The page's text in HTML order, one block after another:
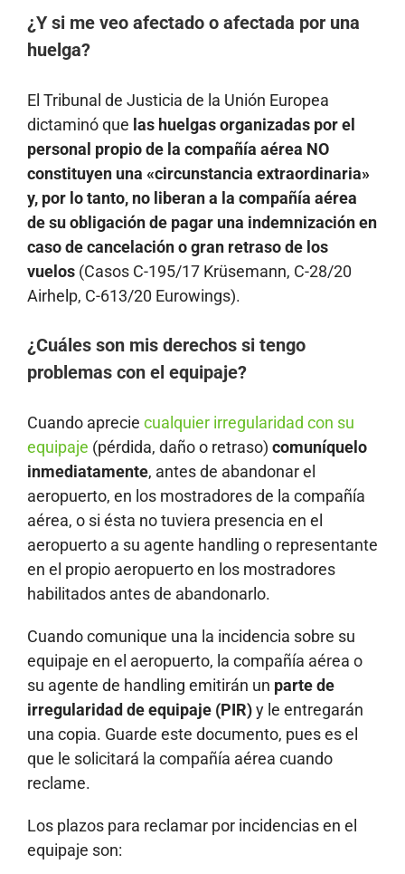
¿Y si me veo afectado o afectada por una
huelga?
El Tribunal de Justicia de la Unión Europea
dictaminó que las huelgas organizadas por el
personal propio de la compañía aérea NO
constituyen una «circunstancia extraordinaria»
y, por lo tanto, no liberan a la compañía aérea
de su obligación de pagar una indemnización en
caso de cancelación o gran retraso de los
vuelos (Casos C-195/17 Krüsemann, C-28/20
Airhelp, C-613/20 Eurowings).
¿Cuáles son mis derechos si tengo
problemas con el equipaje?
Cuando aprecie cualquier irregularidad con su
equipaje (pérdida, daño o retraso) comuníquelo
inmediatamente, antes de abandonar el
aeropuerto, en los mostradores de la compañía
aérea, o si ésta no tuviera presencia en el
aeropuerto a su agente handling o representante
en el propio aeropuerto en los mostradores
habilitados antes de abandonarlo.
Cuando comunique una la incidencia sobre su
equipaje en el aeropuerto, la compañía aérea o
su agente de handling emitirán un parte de
irregularidad de equipaje (PIR)y le entregarán
una copia. Guarde este documento, pues es el
que le solicitará la compañía aérea cuando
reclame.
Los plazos para reclamar por incidencias en el
equipaje son: